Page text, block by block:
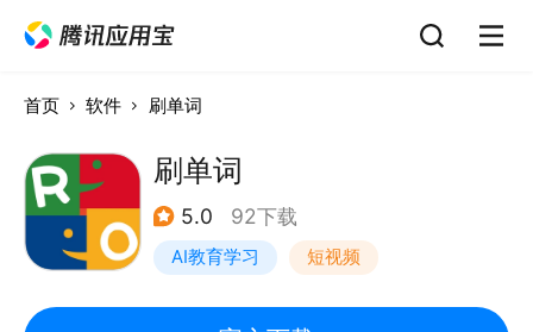
首页 软件 刷单词
刷单词
5.0 92下载
AI教育学习 短视频